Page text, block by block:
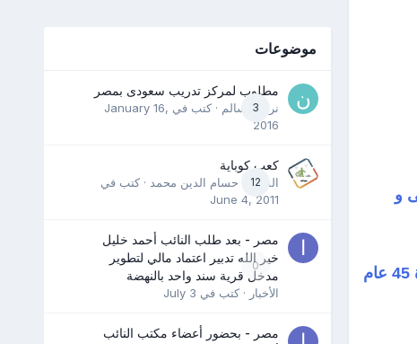
هى و
او المرأة العذراء و قد تولت العرش و هى فى 25 من عمرها لمدة 45 عام
موضوعات
3
مطلوب لمركز تدريب سعودى بمصر
نرمين سالم · كتب في January 16,
2016
12
كعب كوباية
المدرب حسام الدين محمد · كتب في
June 4, 2011
0
مصر - بعد طلب النائب أحمد خليل
خير الله تدبير اعتماد مالي لتطوير
مدخل قرية سند واحد بالنهضة
الأخبار · كتب في July 3
مصر - بحضور أعضاء مكتب النائب